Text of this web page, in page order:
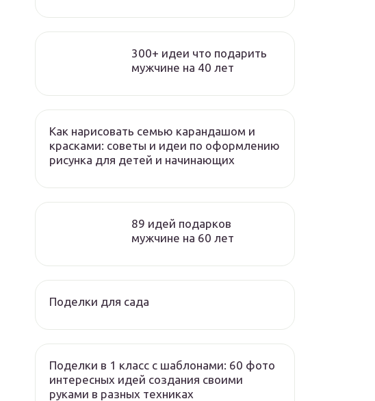
300+ идеи что подарить
мужчине на 40 лет
Как нарисовать семью карандашом и
красками: советы и идеи по оформлению
рисунка для детей и начинающих
89 идей подарков
мужчине на 60 лет
Поделки для сада
Поделки в 1 класс с шаблонами: 60 фото
интересных идей создания своими
руками в разных техниках